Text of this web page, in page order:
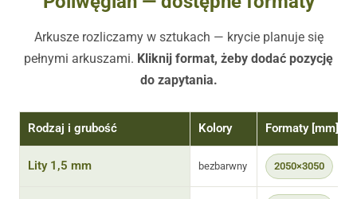
Arkusze rozliczamy w sztukach — krycie planuje się
pełnymi arkuszami. Kliknij format, żeby dodać pozycję
do zapytania.
Rodzaj i grubość Kolory Formaty [mm] —
Lity 1,5 mm bezbarwny 2050×3050